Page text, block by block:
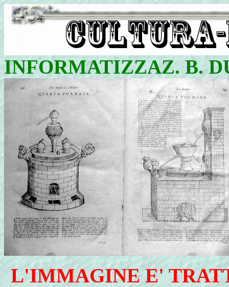
INFORMATIZZAZ. B.
L'IMMAGINE E'